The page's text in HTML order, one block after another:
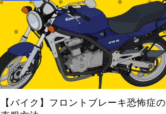
【バイク】フロントブレーキ恐怖症の